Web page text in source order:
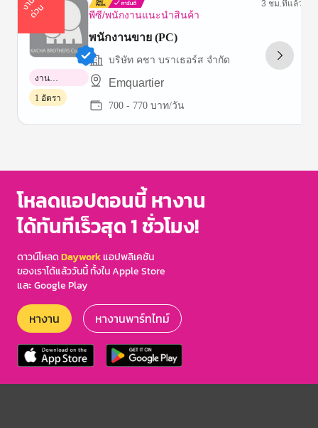
ง
า
น
ด่
ว
น พีซี/พนักงานแนะนำสินค้า
3 ชม.ที่แล้ว
พนักงานขาย (PC)
บริษัท คชา บราเธอร์ส จำกัด
Emquartier
700 - 770 บาท/วัน
งาน
พาร์ทไทม์
1 อัตรา
of
โหลดแอปตอนนี้ หางาน
ได้ทันทีเร็วสุด 1 ชั่วโมง!
ดาวน์โหลดDayworkแอปพลิเคชัน
ของเราได้แล้ววันนี้ ทั้งใน Apple Store
และ Google Play
หางาน หางานพาร์ทไทม์